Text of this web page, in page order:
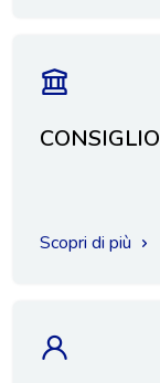
Scopri di più